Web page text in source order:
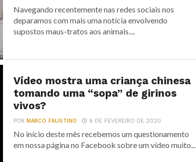
Navegando recentemente nas redes sociais nos
deparamos com mais uma notícia envolvendo
supostos maus-tratos aos animais....
Vídeo mostra uma criança chinesa
tomando uma “sopa” de girinos
vivos?
PORMARCO FAUSTINO 6 DE FEVEREIRO DE 2020
No início deste mês recebemos um questionamento
em nossa página no Facebook sobre um vídeo muito...